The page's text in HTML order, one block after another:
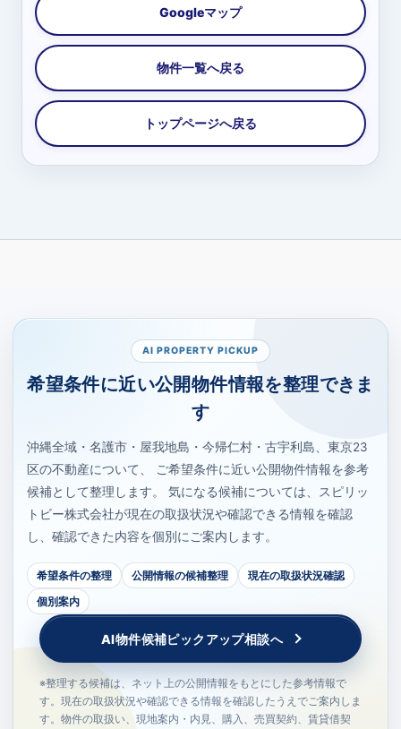
AI PROPERTY PICKUP
希望条件に近い公開物件情報を整理できま
す
沖縄全域・名護市・屋我地島・今帰仁村・古宇利島、東京23
区の不動産について、 ご希望条件に近い公開物件情報を参考
候補として整理します。 気になる候補については、スピリッ
トビー株式会社が現在の取扱状況や確認できる情報を確認
し、確認できた内容を個別にご案内します。
希望条件の整理 公開情報の候補整理
現在の取扱状況確認
個別案内
AI物件候補ピックアップ相談へ
※整理する候補は、ネット上の公開情報をもとにした参考情報で
す。現在の取扱状況や確認できる情報を確認したうえでご案内しま
す。物件の取扱い、現地案内・内見、購入、売買契約、賃貸借契